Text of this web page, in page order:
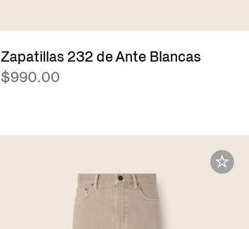
Zapatillas 232 de Ante Blancas
$990.00